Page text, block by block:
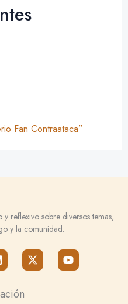
Fan Contraataca”
reflexivo sobre diversos temas,
y la comunidad.
X
-
t
Y
o
u